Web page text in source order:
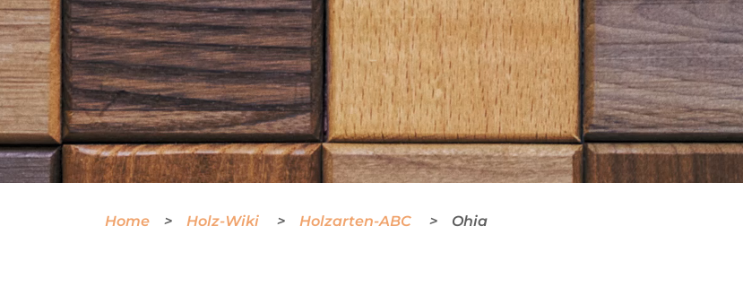
Home Holz-Wiki Holzarten-ABC Ohia